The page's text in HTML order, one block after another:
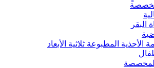
البقر
الأحذية المطبوعة ثلاثية الأبعاد